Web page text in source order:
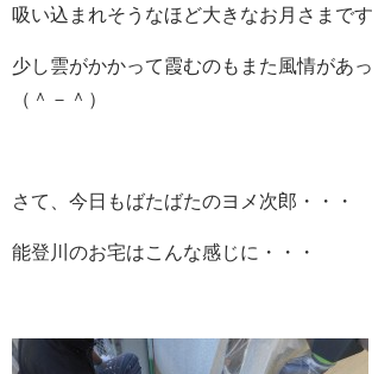
吸い込まれそうなほど大きなお月さまです
少し雲がかかって霞むのもまた風情があ
（＾－＾）
さて、今日もばたばたのヨメ次郎・・・
能登川のお宅はこんな感じに・・・